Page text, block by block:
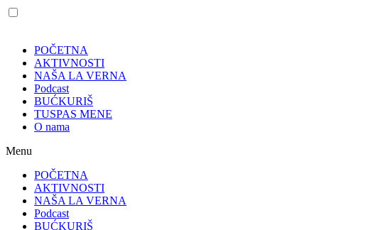
POČETNA
AKTIVNOSTI
NAŠA LA VERNA
Podcast
BUĆKURIŠ
TUSPAS MENE
O nama
Menu
POČETNA
AKTIVNOSTI
NAŠA LA VERNA
Podcast
BUĆKURIŠ